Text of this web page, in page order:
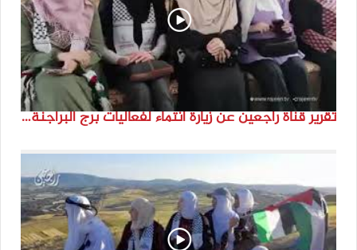
تقرير قناة راجعين عن زيارة انتماء لفعاليات برج البراجنة اعداد جنى شحرور